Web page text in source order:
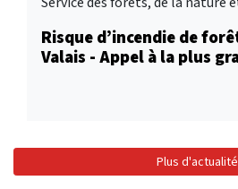
Risque d’incendie de
Valais - Appel à la plus
Plus